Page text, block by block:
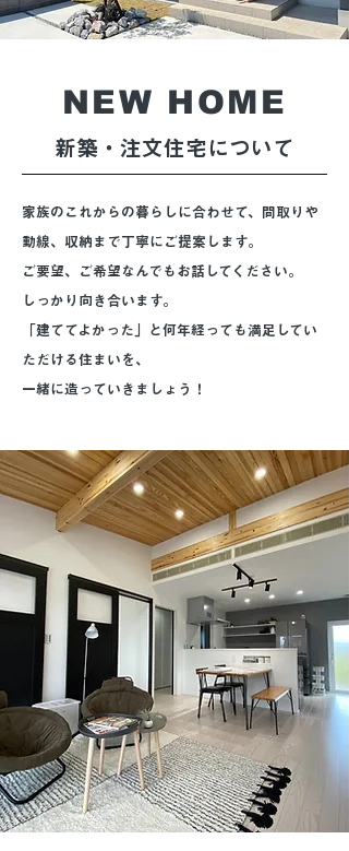
NEW HOME
新築・注文住宅について
家族のこれからの暮らしに合わせて、間取りや
動線、収納まで丁寧にご提案します。
ご要望、ご希望なんでもお話してください。
しっかり向き合います。
「建ててよかった」と何年経っても満足してい
ただける住まいを、
一緒に造っていきましょう！